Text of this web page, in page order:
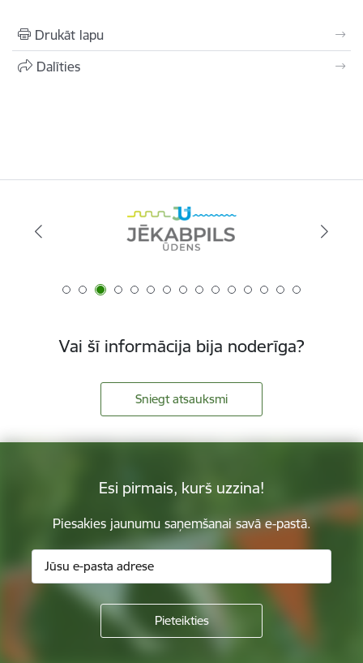
Drukāt lapu
Dalīties
Vai šī informācija bija noderīga?
Sniegt atsauksmi
Esi pirmais, kurš uzzina!
Piesakies jaunumu saņemšanai savā e-pastā.